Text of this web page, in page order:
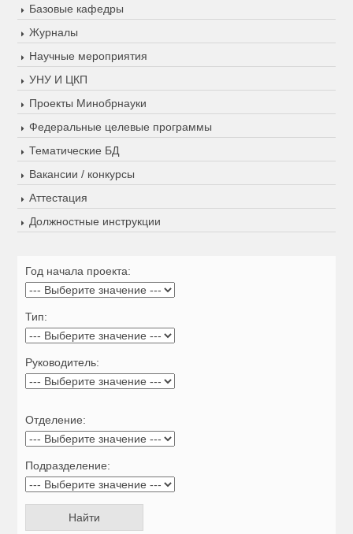
Базовые кафедры
Журналы
Научные мероприятия
УНУ И ЦКП
Проекты Минобрнауки
Федеральные целевые программы
Тематические БД
Вакансии / конкурсы
Аттестация
Должностные инструкции
Год начала проекта:
Тип:
Руководитель:
Отделение:
Подразделение: